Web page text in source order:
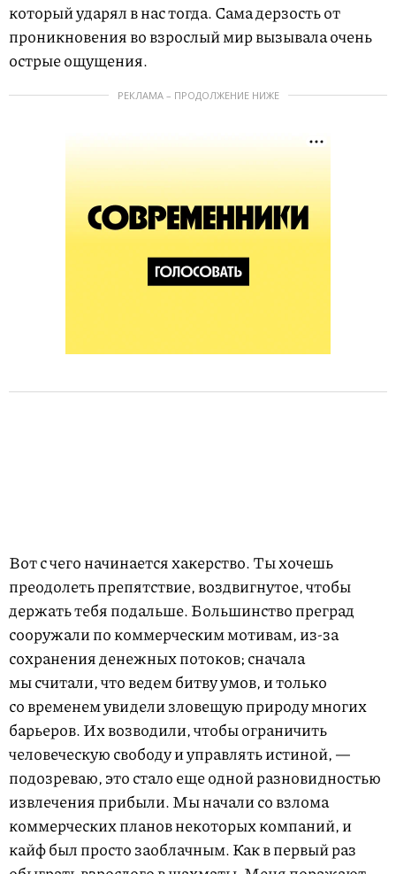
который ударял в нас тогда. Сама дерзость от
проникновения во взрослый мир вызывала очень
острые ощущения.
РЕКЛАМА – ПРОДОЛЖЕНИЕ НИЖЕ
Вот с чего начинается хакерство. Ты хочешь
преодолеть препятствие, воздвигнутое, чтобы
держать тебя подальше. Большинство преград
сооружали по коммерческим мотивам, из-за
сохранения денежных потоков; сначала
мы считали, что ведем битву умов, и только
со временем увидели зловещую природу многих
барьеров. Их возводили, чтобы ограничить
человеческую свободу и управлять истиной, —
подозреваю, это стало еще одной разновидностью
извлечения прибыли. Мы начали со взлома
коммерческих планов некоторых компаний, и
кайф был просто заоблачным. Как в первый раз